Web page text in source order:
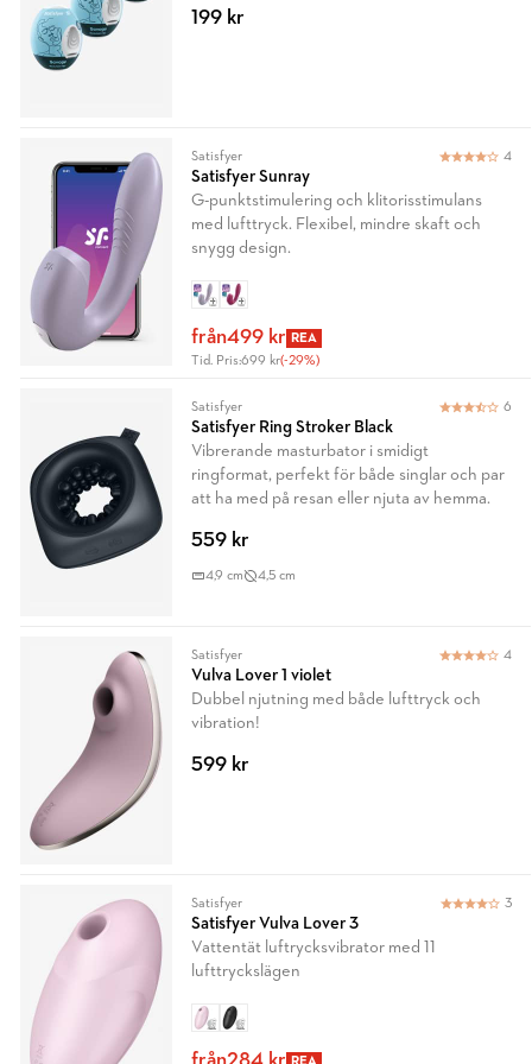
199 kr
4
Satisfyer
Satisfyer Sunray
G-punktstimulering och klitorisstimulans
med lufttryck. Flexibel, mindre skaft och
snygg design.
från499 kr REA
Tid. Pris:699 kr(-29%)
6
Satisfyer
Satisfyer Ring Stroker Black
Vibrerande masturbator i smidigt
ringformat, perfekt för både singlar och par
att ha med på resan eller njuta av hemma.
559 kr
4,9 cm 4,5 cm
4
Satisfyer
Vulva Lover 1 violet
Dubbel njutning med både lufttryck och
vibration!
599 kr
3
Satisfyer
Satisfyer Vulva Lover 3
Vattentät luftrycksvibrator med 11
lufttryckslägen